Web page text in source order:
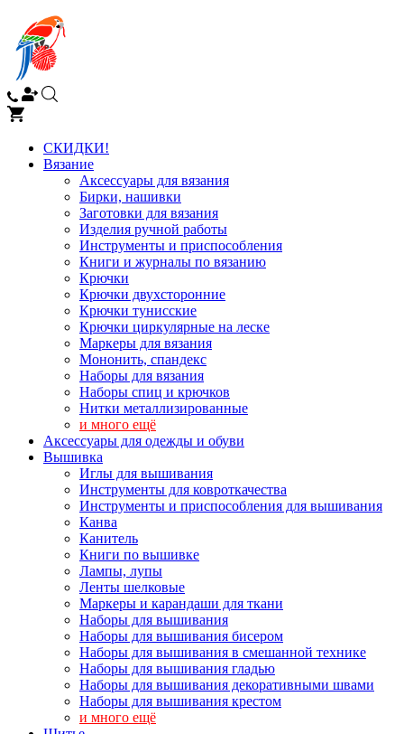
СКИДКИ!
Вязание
Аксессуары для вязания
Бирки, нашивки
Заготовки для вязания
Изделия ручной работы
Инструменты и приспособления
Книги и журналы по вязанию
Крючки
Крючки двухсторонние
Крючки тунисские
Крючки циркулярные на леске
Маркеры для вязания
Мононить, спандекс
Наборы для вязания
Наборы спиц и крючков
Нитки металлизированные
и много ещё
Аксессуары для одежды и обуви
Вышивка
Иглы для вышивания
Инструменты для ковроткачества
Инструменты и приспособления для вышивания
Канва
Канитель
Книги по вышивке
Лампы, лупы
Ленты шелковые
Маркеры и карандаши для ткани
Наборы для вышивания
Наборы для вышивания бисером
Наборы для вышивания в смешанной технике
Наборы для вышивания гладью
Наборы для вышивания декоративными швами
Наборы для вышивания крестом
и много ещё